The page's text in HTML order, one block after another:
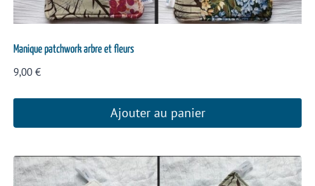
Manique patchwork arbre et fleurs
9,00€
Ajouter au panier